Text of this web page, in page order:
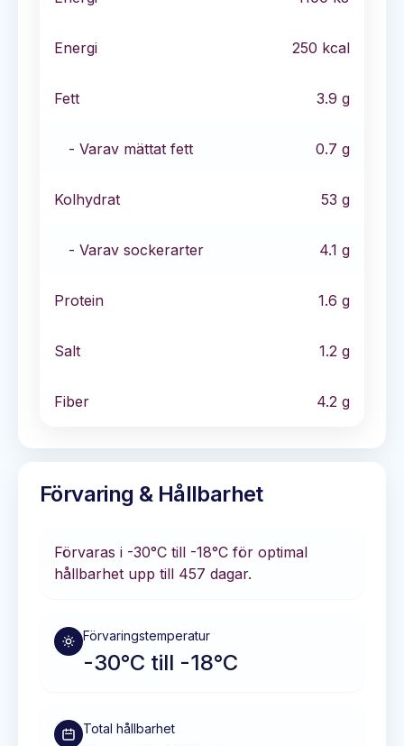
Energi 250 kcal
Fett 3.9 g
- Varav mättat fett 0.7 g
Kolhydrat 53 g
- Varav sockerarter 4.1 g
Protein 1.6 g
Salt 1.2 g
Fiber 4.2 g
Förvaring & Hållbarhet
Förvaras i -30°C till -18°C för optimal
hållbarhet upp till 457 dagar.
Förvaringstemperatur
-30°C till -18°C
Total hållbarhet